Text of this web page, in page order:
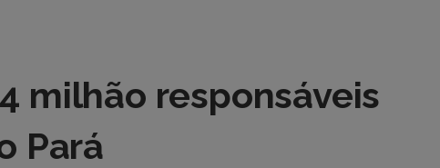
milhão responsáveis
Pará